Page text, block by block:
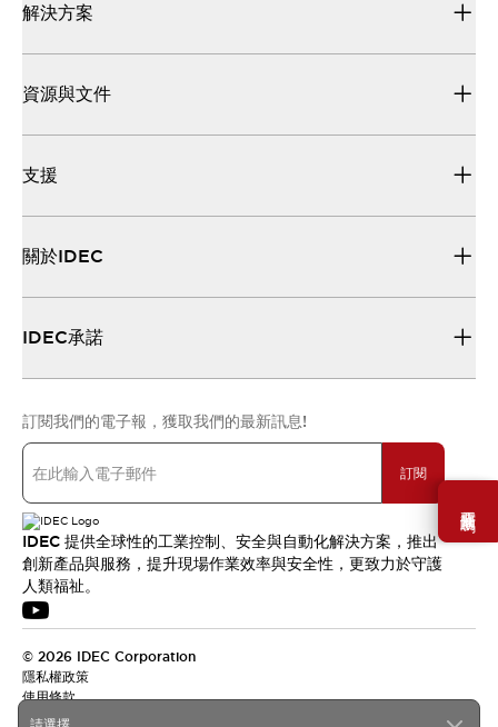
需要幫助嗎？
解決方案
資源與文件
支援
關於IDEC
IDEC承諾
訂閱我們的電子報，獲取我們的最新訊息!
訂閱
IDEC 提供全球性的工業控制、安全與自動化解決方案，推出
創新產品與服務，提升現場作業效率與安全性，更致力於守護
人類福祉。
© 2026 IDEC Corporation
隱私權政策
使用條款